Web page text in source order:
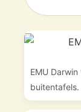
EMU
buitentafels.